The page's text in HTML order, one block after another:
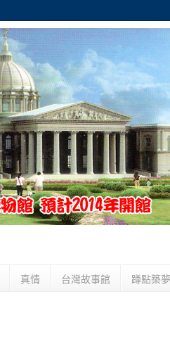
真情 台灣故事館 蹲點築夢